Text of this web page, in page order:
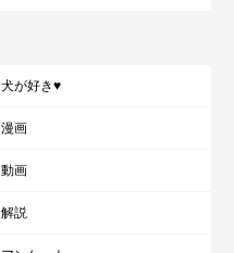
犬が好き♥
漫画
動画
解説